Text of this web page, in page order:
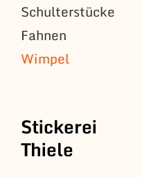
Schulterstücke
Fahnen
Wimpel
Stickerei
Thiele